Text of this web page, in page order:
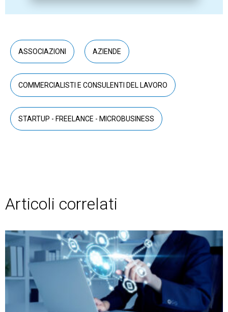
ASSOCIAZIONI AZIENDE
COMMERCIALISTI E CONSULENTI DEL LAVORO
STARTUP - FREELANCE - MICROBUSINESS
Articoli correlati